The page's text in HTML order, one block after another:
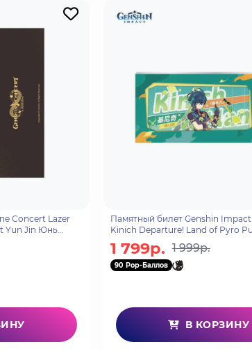
Concert Lazer
Yun Jin Юнь
Памятный билет Genshin
Kinich Departure! Land of Pyro
1 799р. 1 999р.
90 Pop-Баллов
В КОРЗИНУ